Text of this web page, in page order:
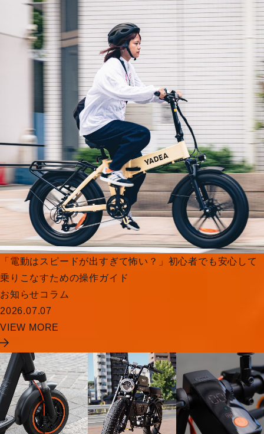
「電動はスピードが出すぎて怖い？」初心者でも安心して
乗りこなすための操作ガイド
お知らせコラム
2026.07.07
VIEW MORE